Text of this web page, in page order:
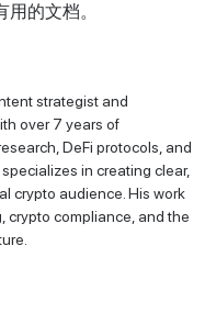
的文档。
strategist and
over 7 years of
DeFi protocols, and
in creating clear,
crypto audience. His work
crypto compliance, and the